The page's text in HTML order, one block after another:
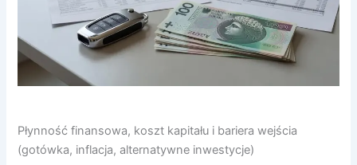
Płynność finansowa, koszt kapitału i bariera wejścia
(gotówka, inflacja, alternatywne inwestycje)